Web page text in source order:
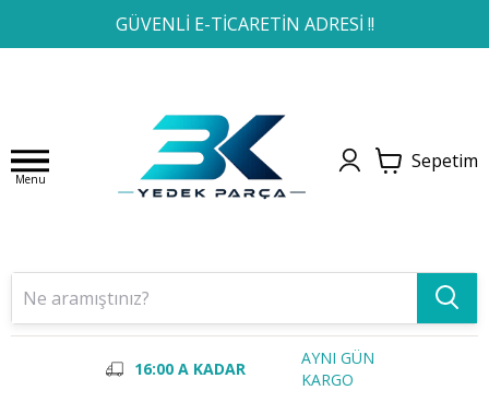
GÜVENLİ E-TİCARETİN ADRESİ !!
1 2 3 4
Menu
Sepetim
16:00 A KADAR
AYNI GÜN
KARGO